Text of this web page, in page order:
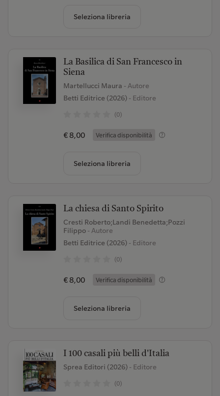
Seleziona libreria
La Basilica di San Francesco in
Siena
Martellucci Maura - Autore
Betti Editrice (2026)- Editore
(0)
€ 8,00 Verifica disponibilità
Seleziona libreria
La chiesa di Santo Spirito
Cresti Roberto;Landi Benedetta;Pozzi
Filippo - Autore
Betti Editrice (2026)- Editore
(0)
€ 8,00 Verifica disponibilità
Seleziona libreria
I 100 casali più belli d'Italia
Sprea Editori (2026)- Editore
(0)